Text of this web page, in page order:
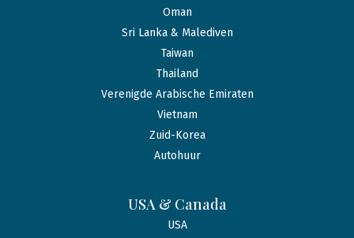
Oman
Sri Lanka & Malediven
Taiwan
Thailand
Verenigde Arabische Emiraten
Vietnam
Zuid-Korea
Autohuur
USA & Canada
USA